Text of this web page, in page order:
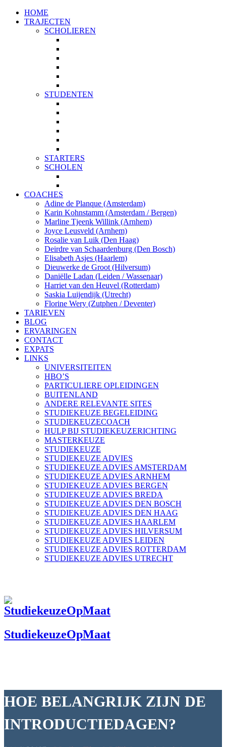
HOME
TRAJECTEN
SCHOLIEREN
STUDENTEN
STARTERS
SCHOLEN
COACHES
Adine de Planque (Amsterdam)
Karin Kohnstamm (Amsterdam / Bergen)
Marline Tjeenk Willink (Arnhem)
Joyce Leusveld (Arnhem)
Rosalie van Luik (Den Haag)
Deirdre van Schaardenburg (Den Bosch)
Elisabeth Asjes (Haarlem)
Dieuwerke de Groot (Hilversum)
Daniëlle Ladan (Leiden / Wassenaar)
Harriet van den Heuvel (Rotterdam)
Saskia Luijendijk (Utrecht)
Florine Wery (Zutphen / Deventer)
TARIEVEN
BLOG
ERVARINGEN
CONTACT
EXPATS
LINKS
UNIVERSITEITEN
HBO’S
PARTICULIERE OPLEIDINGEN
BUITENLAND
ANDERE RELEVANTE SITES
STUDIEKEUZE BEGELEIDING
STUDIEKEUZECOACH
HULP BIJ STUDIEKEUZERICHTING
MASTERKEUZE
STUDIEKEUZE
STUDIEKEUZE ADVIES
STUDIEKEUZE ADVIES AMSTERDAM
STUDIEKEUZE ADVIES ARNHEM
STUDIEKEUZE ADVIES BERGEN
STUDIEKEUZE ADVIES BREDA
STUDIEKEUZE ADVIES DEN BOSCH
STUDIEKEUZE ADVIES DEN HAAG
STUDIEKEUZE ADVIES HAARLEM
STUDIEKEUZE ADVIES HILVERSUM
STUDIEKEUZE ADVIES LEIDEN
STUDIEKEUZE ADVIES ROTTERDAM
STUDIEKEUZE ADVIES UTRECHT
StudiekeuzeOpMaat
HOE BELANGRIJK ZIJN DE
INTRODUCTIEDAGEN?